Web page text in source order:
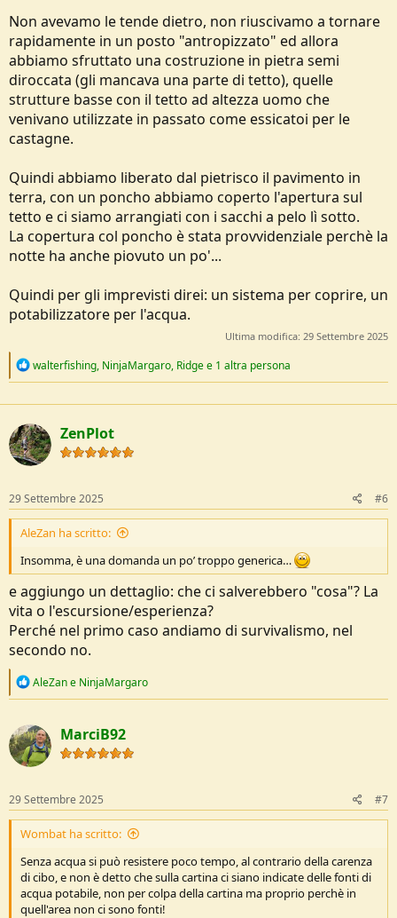
Non avevamo le tende dietro, non riuscivamo a tornare
rapidamente in un posto "antropizzato" ed allora
abbiamo sfruttato una costruzione in pietra semi
diroccata (gli mancava una parte di tetto), quelle
strutture basse con il tetto ad altezza uomo che
venivano utilizzate in passato come essicatoi per le
castagne.
Quindi abbiamo liberato dal pietrisco il pavimento in
terra, con un poncho abbiamo coperto l'apertura sul
tetto e ci siamo arrangiati con i sacchi a pelo lì sotto.
La copertura col poncho è stata provvidenziale perchè la
notte ha anche piovuto un po'...
Quindi per gli imprevisti direi: un sistema per coprire, un
potabilizzatore per l'acqua.
Ultima modifica: 29 Settembre 2025
R
c
t
i
o
n
walterfishing, NinjaMargaro, Ridgee 1 altra persona
ZenPlot
29 Settembre 2025 #6
AleZan ha scritto:
Insomma, è una domanda un po’ troppo generica…
e aggiungo un dettaglio: che ci salverebbero "cosa"? La
vita o l'escursione/esperienza?
Perché nel primo caso andiamo di survivalismo, nel
secondo no.
R
c
t
i
o
s
:
AleZane NinjaMargaro
MarciB92
29 Settembre 2025 #7
Wombat ha scritto:
Senza acqua si può resistere poco tempo, al contrario della carenza
di cibo, e non è detto che sulla cartina ci siano indicate delle fonti di
acqua potabile, non per colpa della cartina ma proprio perchè in
quell'area non ci sono fonti!